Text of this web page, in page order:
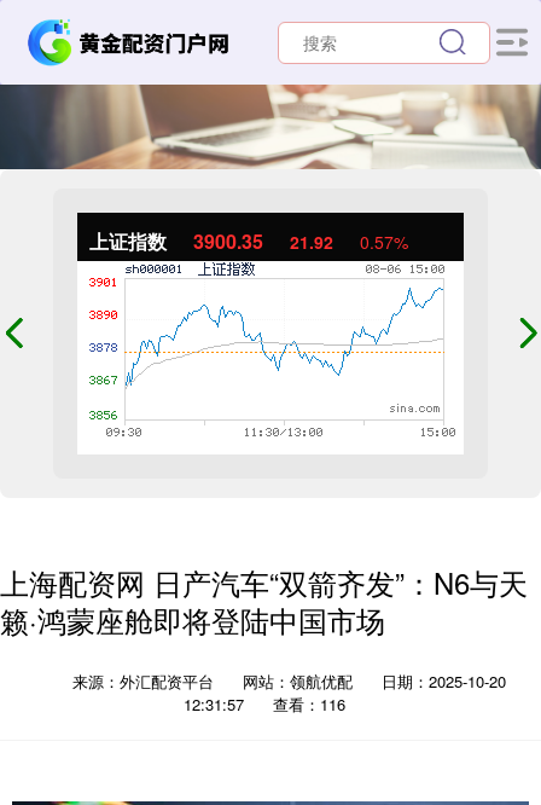
上证指数 3900.35 21.92 0.57%
上海配资网 日产汽车“双箭齐发”：N6与天
籁·鸿蒙座舱即将登陆中国市场
来源：外汇配资平台 网站：领航优配
日期：2025-10-20
12:31:57
查看：116